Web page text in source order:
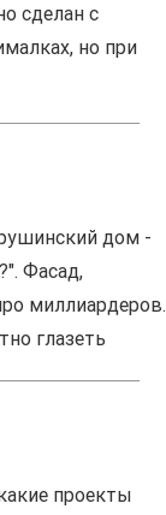
сделан с
но при
дом -
Фасад,
миллиардеров.
глазеть
проекты